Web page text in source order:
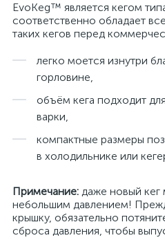
EvoKeg™ является кегом
соответственно обладает
таких кегов перед
легко моется изнутри
горловине,
объём кега подходит
варки,
компактные размеры
в холодильнике или
Примечание: даже новый
небольшим давлением!
крышку, обязательно
сброса давления, чтобы